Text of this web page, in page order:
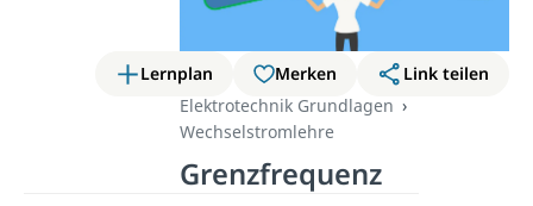
Lernplan Merken
Link teilen
Elektrotechnik Grundlagen
Wechselstromlehre
Grenzfrequenz